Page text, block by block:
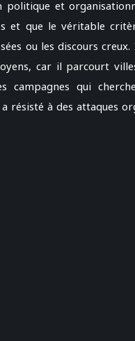
et
et que le véritable
ou les discours creux.
car il parcourt
campagnes qui
à des attaques